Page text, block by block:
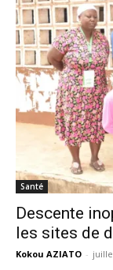
Santé
Descente
les sites de
Kokou AZIATO -